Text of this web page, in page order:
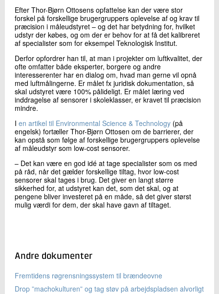
Efter Thor-Bjørn Ottosens opfattelse kan der være stor
forskel på forskellige brugergruppers oplevelse af og krav til
præcision i måleudstyret – og det har betydning for, hvilket
udstyr der købes, og om der er behov for at få det kalibreret
af specialister som for eksempel Teknologisk Institut.
Derfor opfordrer han til, at man i projekter om luftkvalitet, der
ofte omfatter både eksperter, borgere og andre
interesserenter har en dialog om, hvad man gerne vil opnå
med luftmålingerne. Er målet fx juridisk dokumentation, så
skal udstyret være 100% pålideligt. Er målet læring ved
inddragelse af sensorer i skoleklasser, er kravet til præcision
mindre.
I en artikel til Environmental Science & Technology (på
engelsk) fortæller Thor-Bjørn Ottosen om de barrierer, der
kan opstå som følge af forskellige brugergruppers oplevelse
af måleudstyr som low-cost sensorer.
– Det kan være en god idé at tage specialister som os med
på råd, når det gælder forskellige tiltag, hvor low-cost
sensorer skal tages i brug. Det giver en langt større
sikkerhed for, at udstyret kan det, som det skal, og at
pengene bliver investeret på en måde, så det giver størst
mulig værdi for dem, der skal have gavn af tiltaget.
Andre dokumenter
Fremtidens røgrensningssystem til brændeovne
Drop ”machokulturen” og tag støv på arbejdspladsen alvorligt